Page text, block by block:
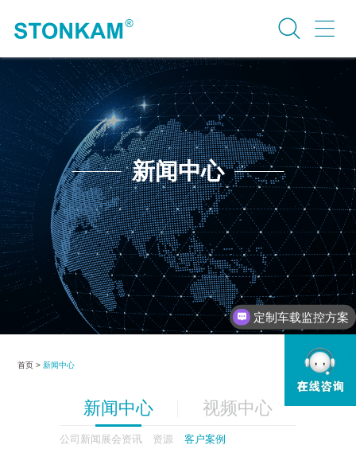
新闻中心
首页 > 新闻中心
新闻中心
公司新闻 展会资讯 资源 客户案例
视频中心
定制车载监控方案